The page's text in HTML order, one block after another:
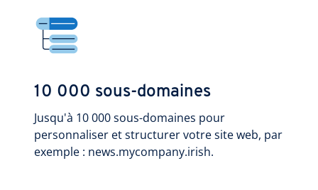
10 000 sous-domaines
Jusqu'à 10 000 sous-domaines pour
personnaliser et structurer votre site web, par
exemple : news.mycompany.irish.